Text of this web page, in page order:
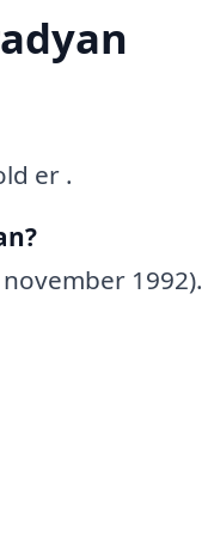
er .
1992).